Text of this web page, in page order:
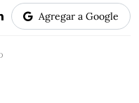
Agregar a Google